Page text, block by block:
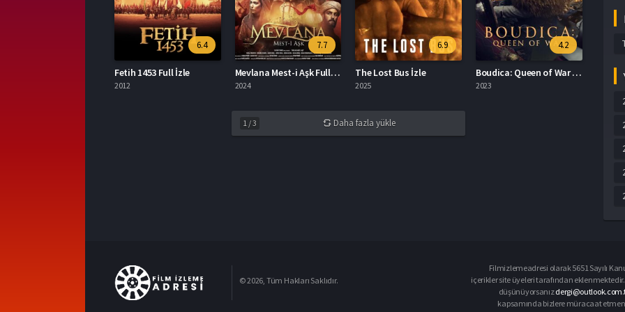
6.4
Fetih 1453 Full İzle
2012
7.7
Mevlana Mest-i Aşk Full HD İzle
2024
6.9
The Lost Bus İzle
2025
4.2
Boudica: Queen of War Türkçe Dublaj İzle
2023
1 /3 Daha fazla yükle
© 2026, Tüm Hakları Saklıdır.
Filmizlemeadresi olarak 5651 Sayılı
içerikler site üyeleri tarafından
düşünüyorsanız
kapsamında bizlere müracaat